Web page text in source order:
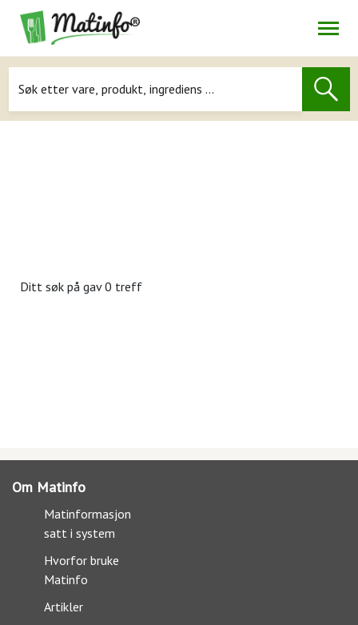
Navigasjon
Ditt søk på gav 0 treff
Om Matinfo
Matinformasjon
satt i system
Hvorfor bruke
Matinfo
Artikler